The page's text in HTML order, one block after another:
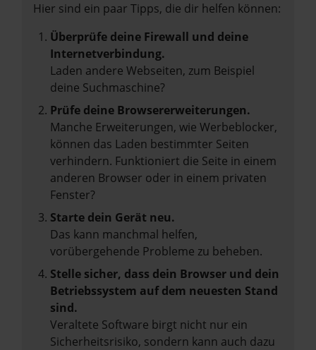
Hier sind ein paar Tipps, die dir helfen können:
Überprüfe deine Firewall und deine
Internetverbindung.
Laden andere Webseiten, zum Beispiel
deine Suchmaschine?
Prüfe deine Browsererweiterungen.
Manche Erweiterungen, wie Werbeblocker,
können das Laden bestimmter Seiten
verhindern. Funktioniert die Seite in einem
anderen Browser oder in einem privaten
Fenster?
Starte dein Gerät neu.
Das kann manchmal helfen,
vorübergehende Probleme zu beheben.
Stelle sicher, dass dein Browser und dein
Betriebssystem auf dem neuesten Stand
sind.
Veraltete Software birgt nicht nur ein
Sicherheitsrisiko, sondern kann auch dazu